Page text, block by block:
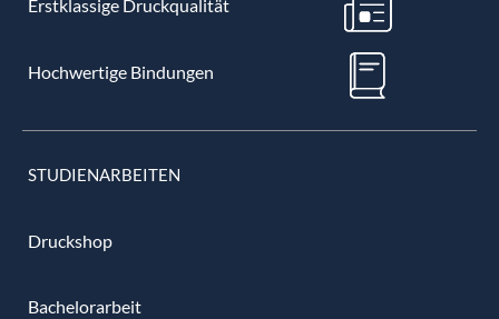
Erstklassige Druckqualität
Hochwertige Bindungen
STUDIENARBEITEN
Druckshop
Bachelorarbeit